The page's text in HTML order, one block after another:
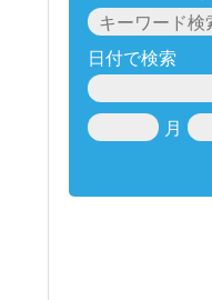
日付で検索
月